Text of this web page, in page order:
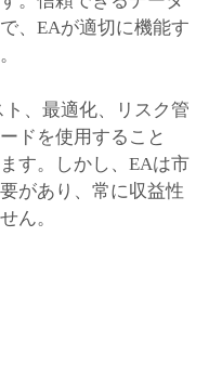
、EAが適切に機能す
、最適化、リスク管
ドを使用すること
す。しかし、EAは市
があり、常に収益性
ん。